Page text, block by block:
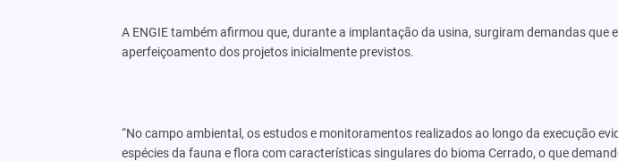
A ENGIE também afirmou que, durante a implantação da usina, surgiram demandas que
aperfeiçoamento dos projetos inicialmente previstos.
“No campo ambiental, os estudos e monitoramentos realizados ao longo da execução
espécies da fauna e flora com características singulares do bioma Cerrado, o que